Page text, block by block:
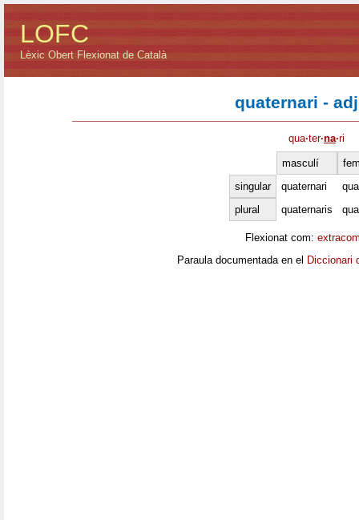
LOFC
Lèxic Obert Flexionat de Català
quaternari -
qua·ter·na·ri
masculí
singular
quaternari
plural
quaternaris
Flexionat com:
Paraula documentada en el Diccionari